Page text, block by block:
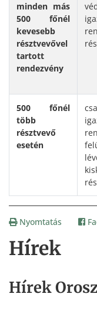
Hírek
Hírek
minden más
500 főnél
kevesebb
résztvevővel
tartott
rendezvény
500 főnél
több
résztvevő
esetén
Nyomtatás